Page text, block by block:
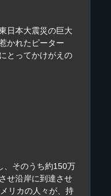
日本大震災の巨大
かれたピーター
とってかけがえの
、そのうち約150万
せ沿岸に到達させ
リカの人々が、持